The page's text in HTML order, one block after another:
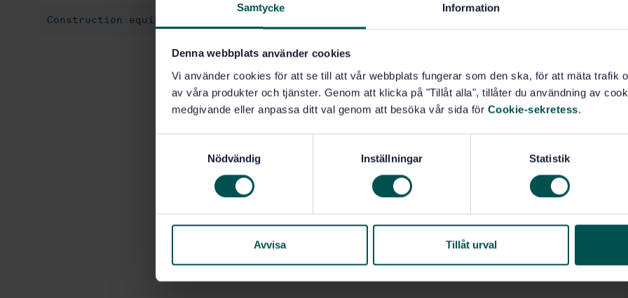
Samtycke Information
Denna webbplats använder cookies
Vi använder cookies för att se till att vår webbplats fungerar som den ska, för att mäta trafik
av våra produkter och tjänster. Genom att klicka på "Tillåt alla", tillåter du användning av
medgivande eller anpassa ditt val genom att besöka vår sida för Cookie-sekretess.
s
Nödvändig Inställningar Statistik
Avvisa Tillåt urval
Construction equipment (91.220)